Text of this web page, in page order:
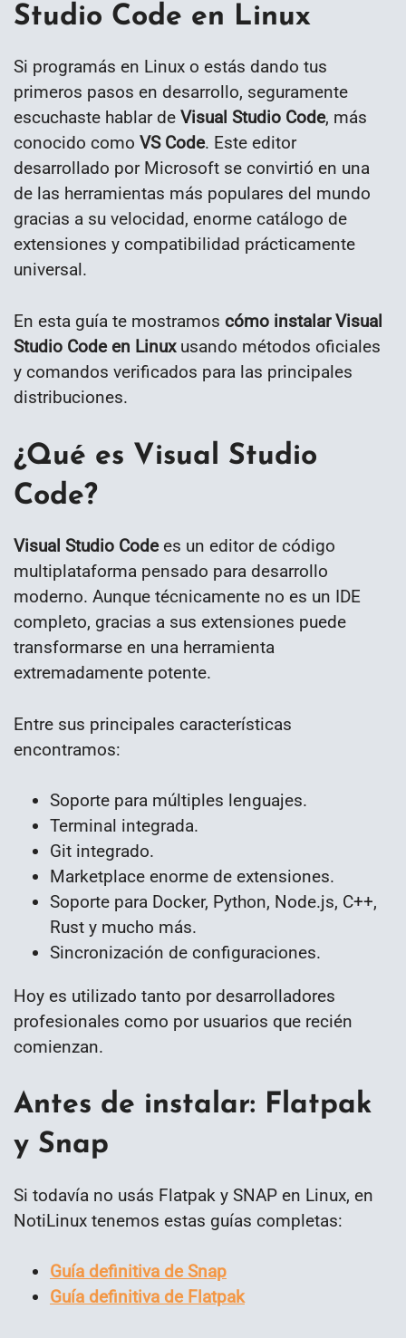
Studio Code en Linux
Si programás en Linux o estás dando tus
primeros pasos en desarrollo, seguramente
escuchaste hablar de Visual Studio Code, más
conocido como VS Code. Este editor
desarrollado por Microsoft se convirtió en una
de las herramientas más populares del mundo
gracias a su velocidad, enorme catálogo de
extensiones y compatibilidad prácticamente
universal.
En esta guía te mostramos cómo instalar Visual
Studio Code en Linuxusando métodos oficiales
y comandos verificados para las principales
distribuciones.
¿Qué es Visual Studio
Code?
Visual Studio Codees un editor de código
multiplataforma pensado para desarrollo
moderno. Aunque técnicamente no es un IDE
completo, gracias a sus extensiones puede
transformarse en una herramienta
extremadamente potente.
Entre sus principales características
encontramos:
Soporte para múltiples lenguajes.
Terminal integrada.
Git integrado.
Marketplace enorme de extensiones.
Soporte para Docker, Python, Node.js, C++,
Rust y mucho más.
Sincronización de configuraciones.
Hoy es utilizado tanto por desarrolladores
profesionales como por usuarios que recién
comienzan.
Antes de instalar: Flatpak
y Snap
Si todavía no usás Flatpak y SNAP en Linux, en
NotiLinux tenemos estas guías completas:
Guía definitiva de Snap
Guía definitiva de Flatpak